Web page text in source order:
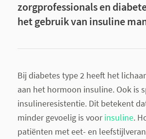
zorgprofessionals en
het gebruik van insuline
Bij diabetes type 2 heeft het
aan het hormoon insuline. Ook is
insulineresistentie. Dit betekent
minder gevoelig is voorinsuline.
patiënten met eet- en